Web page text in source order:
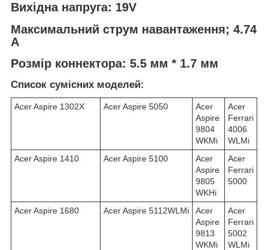
Вихідна напруга: 19V
Максимальний струм навантаження; 4.74
A
Розмір коннектора: 5.5 мм * 1.7 мм
Список сумісних моделей:
Acer Aspire 1302X Acer Aspire 5050
Acer
Aspire
9804
WKMi
Acer
Ferrari
4006
WLMi
Acer Aspire 1410
Acer Aspire 5100
Acer
Aspire
9805
WKHi
Acer
Ferrari
5000
Acer Aspire 1680 Acer Aspire 5112WLMi
Acer
Aspire
9813
WKMi
Acer
Ferrari
5002
WLMi